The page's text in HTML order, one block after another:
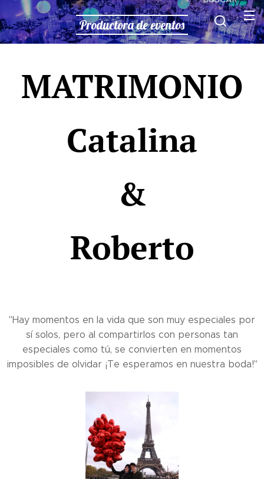
Productora de eventos
MATRIMONIO
Catalina
&
Roberto
"Hay momentos en la vida que son muy especiales por
sí solos, pero al compartirlos con personas tan
especiales como tú, se convierten en momentos
imposibles de olvidar ¡Te esperamos en nuestra boda!"